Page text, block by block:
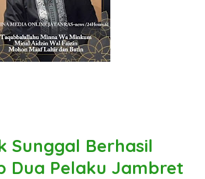
Sunggal Berhasil
Dua Pelaku Jambret